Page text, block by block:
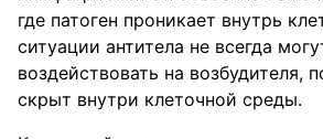
где патоген проникает внутрь
ситуации антитела не всегда
воздействовать на возбудителя,
скрыт внутри клеточной среды.